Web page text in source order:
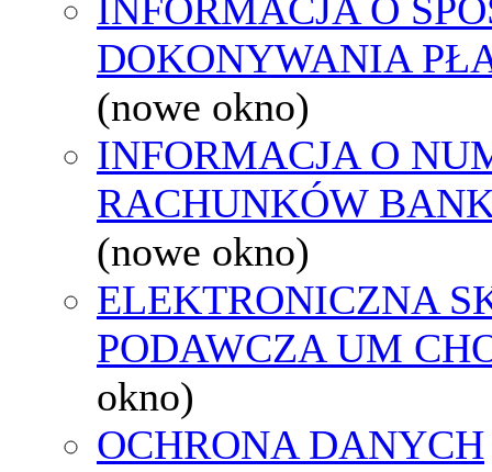
INFORMACJA O
DOKONYWANIA
(nowe okno)
INFORMACJA O
RACHUNKÓW
(nowe okno)
ELEKTRONICZNA
PODAWCZA UM
okno)
OCHRONA DANYCH